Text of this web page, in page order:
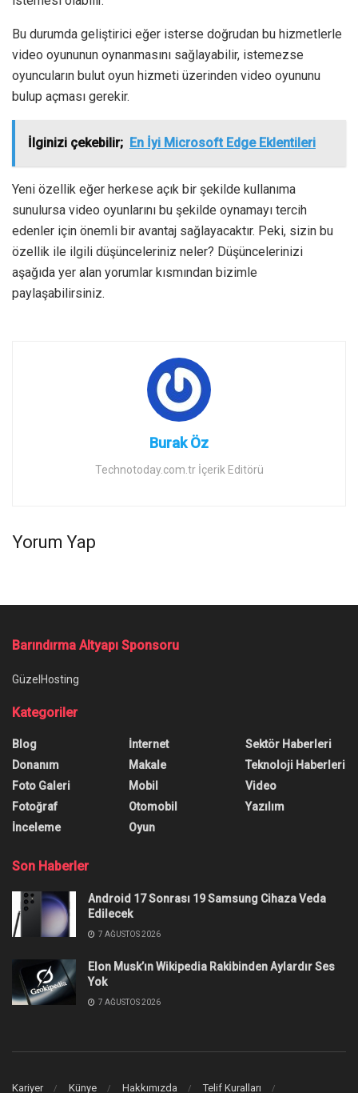
Bu durumda geliştirici eğer isterse doğrudan bu hizmetlerle
video oyununun oynanmasını sağlayabilir, istemezse
oyuncuların bulut oyun hizmeti üzerinden video oyununu
bulup açması gerekir.
İlginizi çekebilir; En İyi Microsoft Edge Eklentileri
Yeni özellik eğer herkese açık bir şekilde kullanıma
sunulursa video oyunlarını bu şekilde oynamayı tercih
edenler için önemli bir avantaj sağlayacaktır. Peki, sizin bu
özellik ile ilgili düşünceleriniz neler? Düşüncelerinizi
aşağıda yer alan yorumlar kısmından bizimle
paylaşabilirsiniz.
Burak Öz
Technotoday.com.tr İçerik Editörü
Yorum Yap
Barındırma Altyapı Sponsoru
GüzelHosting
Kategoriler
Blog
Donanım
Foto Galeri
Fotoğraf
İnceleme
İnternet
Makale
Mobil
Otomobil
Oyun
Sektör Haberleri
Teknoloji Haberleri
Video
Yazılım
Son Haberler
Android 17 Sonrası 19 Samsung Cihaza Veda
Edilecek
7 AĞUSTOS 2026
Elon Musk’ın Wikipedia Rakibinden Aylardır Ses
Yok
7 AĞUSTOS 2026
Kariyer Künye Hakkımızda Telif Kuralları